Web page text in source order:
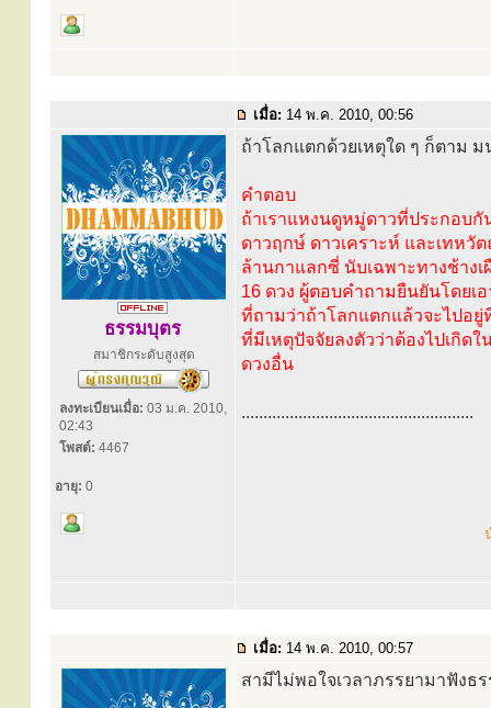
เมื่อ: 14 พ.ค. 2010, 00:56
ธรรมบุตร
สมาชิกระดับสูงสุด
ลงทะเบียนเมื่อ: 03 ม.ค. 2010,
02:43
โพสต์: 4467
อายุ: 0
ถ้าโลกแตกด้วยเหตุใด ๆ ก็ตาม
คำตอบ
ถ้าเราแหงนดูหมู่ดาวที่ประกอบกั
ดาวฤกษ์ ดาวเคราะห์ และเทห
ล้านกาแลกซี่ นับเฉพาะทางช้าง
16 ดวง ผู้ตอบคำถามยืนยันโดยเ
ที่ถามว่าถ้าโลกแตกแล้วจะไปอยู่
ที่มีเหตุปัจจัยลงตัวว่าต้องไปเกิ
ดวงอื่น
.....................................................
เมื่อ: 14 พ.ค. 2010, 00:57
สามีไม่พอใจเวลาภรรยามาฟังธ